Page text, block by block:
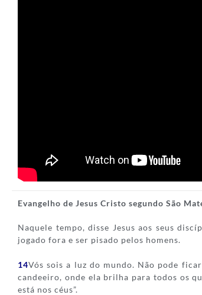
Evangelho de Jesus Cristo segundo São
Naquele tempo, disse Jesus aos seus
jogado fora e ser pisado pelos homens.
14Vós sois a luz do mundo. Não pode
candeeiro, onde ela brilha para todos os
está nos céus”.